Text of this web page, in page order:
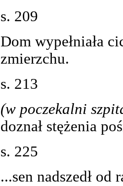
s. 209
Dom wypełniała
zmierzchu.
s. 213
(w poczekalni
doznał stężenia
s. 225
...sen nadszedł